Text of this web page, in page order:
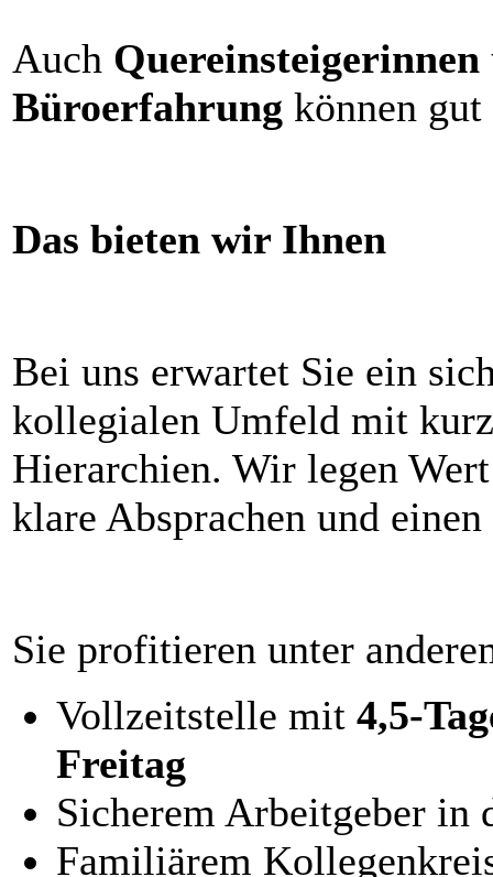
Auch
Büroerfahrung können gut
Das bieten wir Ihnen
Bei uns erwartet Sie ein
kollegialen Umfeld mit
Hierarchien. Wir legen
klare Absprachen und
Sie profitieren unter
Vollzeitstelle mit 4,5-
Freitag
Sicherem Arbeitgeber in
Familiärem